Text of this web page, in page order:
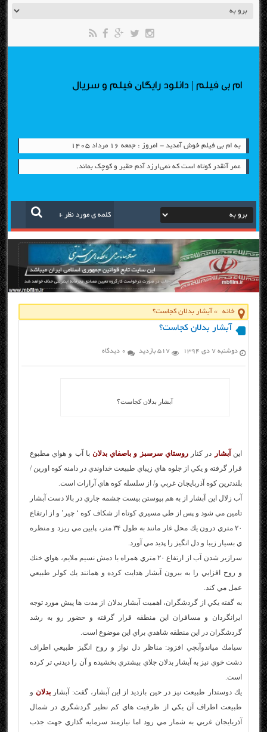
ام بی فیلم | دانلود رایگان فیلم و سریال
به ام بی فیلم خوش آمدید - امروز : جمعه ۱۶ مرداد ۱۴۰۵
عمر آنقدر کوتاه است که نمی‌ارزد آدم حقیر و کوچک بماند.
خانه » آبشار بدلان کجاست؟
آبشار بدلان کجاست؟
دوشنبه ۷ دی ۱۳۹۴ 517 بازدید 0 دیدگاه
آبشار بدلان کجاست؟
اين آبشار در كنارروستاي سرسبز و باصفاي بدلان با آب و هواي مطبوع
قرار گرفته و يكي از جلوه هاي زيباي طبيعت خداوندي در دامنه كوه اورين /
بلندترين كوه آذربايجان غربي و/ از سلسله كوه هاي آرارات است.
آب زلال اين آبشار از به هم پيوستن بيست چشمه جاري در بالا دست آبشار
تامين مي شود و پس از طي مسيري كوتاه از شكاف كوه ‘ چير’ و از ارتفاع
۲۰ متري درون يك محل غار مانند به طول ۳۴ متر، پايين مي ريزد و منظره
ي بسيار زيبا و دل انگيز را پديد مي آورد.
سرازير شدن آب از ارتفاع ۲۰ متري همراه با دمش نسيم ملايم، هواي خنك
و روح افزايي را به بيرون آبشار هدايت كرده و همانند يك كولر طبيعي
عمل مي كند.
به گفته يكي از گردشگران، اهميت آبشار بدلان از مدت ها پيش مورد توجه
ايرانگردان و مسافران اين منطقه قرار گرفته و حضور رو به رشد
گردشگران در اين منطقه شاهدي براي اين موضوع است.
سيامك مياندوآبچي افزود: مناظر دل نواز و روح انگيز طبيعي اطراف
دشت خوي نيز به آبشار بدلان جلاي بيشتري بخشيده و آن را ديدني تر كرده
است.
يك دوستدار طبيعت نيز در حين بازديد از اين آبشار، گفت: آبشار بدلان و
طبيعت اطراف آن يكي از ظرفيت هاي كم نظير گردشگري در شمال
آذربايجان غربي به شمار مي رود اما نيازمند سرمايه گذاري جهت جذب